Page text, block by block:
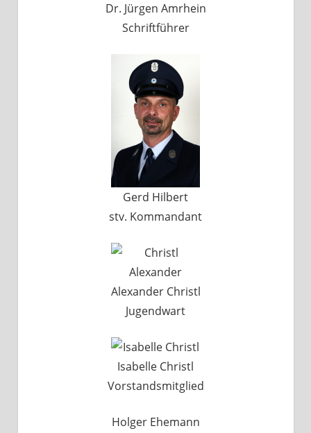
Dr. Jürgen Amrhein
Schriftführer
Gerd Hilbert
stv. Kommandant
Alexander Christl
Jugendwart
Isabelle Christl
Vorstandsmitglied
Holger Ehemann